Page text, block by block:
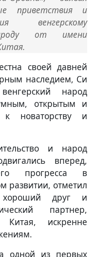
приветствия и
венгерскому
от имени
своей давней
наследием, Си
народ
открытым и
к новаторству и
и народ
вперед,
прогресса в
развитии, отметил
друг и
партнер,
искренне
одной из первых